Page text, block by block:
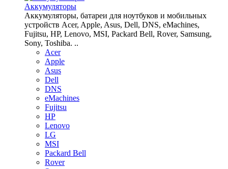
Аккумуляторы
Аккумуляторы, батареи для ноутбуков и мобильных
устройств Acer, Apple, Asus, Dell, DNS, eMachines,
Fujitsu, HP, Lenovo, MSI, Packard Bell, Rover, Samsung,
Sony, Toshiba. ..
Acer
Apple
Asus
Dell
DNS
eMachines
Fujitsu
HP
Lenovo
LG
MSI
Packard Bell
Rover